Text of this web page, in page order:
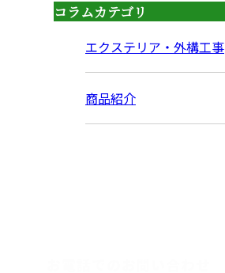
コラムカテゴリ
エクステリア・外構工事
商品紹介